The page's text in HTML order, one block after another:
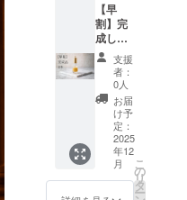
【早
割】完
成した
商品3本
・詳
細：セ
ラム
ルネッ
サン
ス
ボー
テ 3本
・提供
方法：
支援
者：
0人
お届
け予
定：
2025
年12
月
こ
の
リ
タ
ー